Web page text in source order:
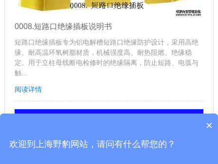
0008.短路口绝缘插板说明书
短路口绝缘插板专为铝电解槽短路口绝缘防护设计，采用高绝
缘、耐高温环氧树脂材质，机械强度高、耐热阻燃、绝缘稳
定。用于立柱母线断电检修时的绝缘隔离，防止短路、电弧与
触...
阅读详情
×
欢迎到上海野豹网站，请问有什么帮您的？